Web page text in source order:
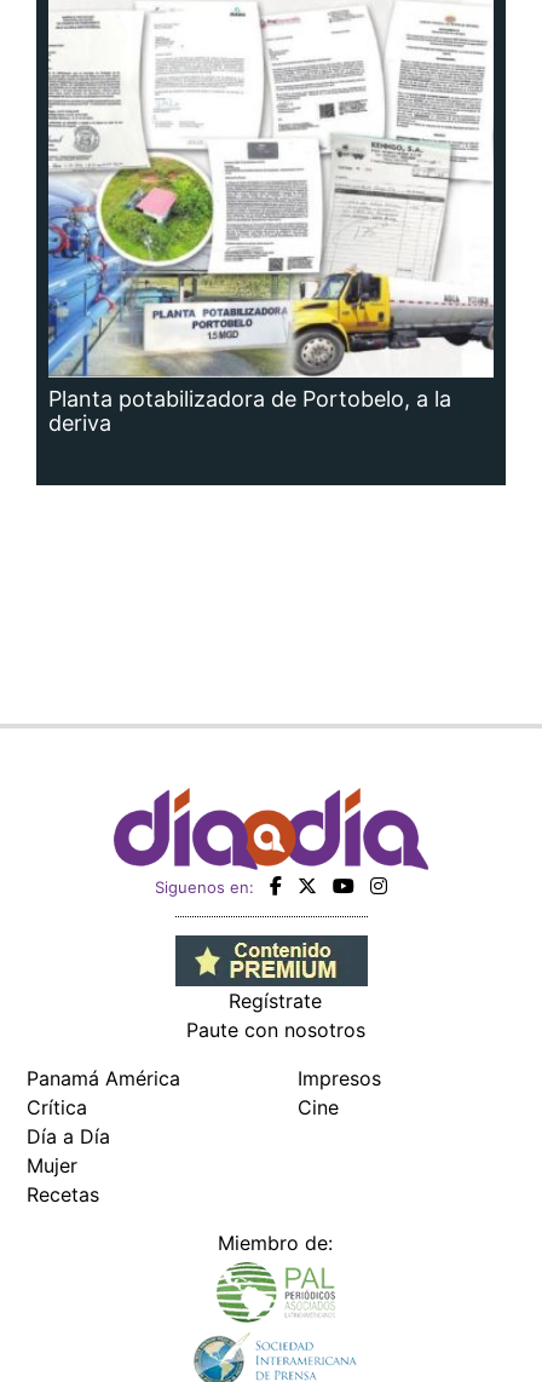
Planta potabilizadora de Portobelo, a la
deriva
Siguenos en:
Regístrate
Paute con nosotros
Panamá América
Crítica
Día a Día
Mujer
Recetas
Impresos
Cine
Miembro de: